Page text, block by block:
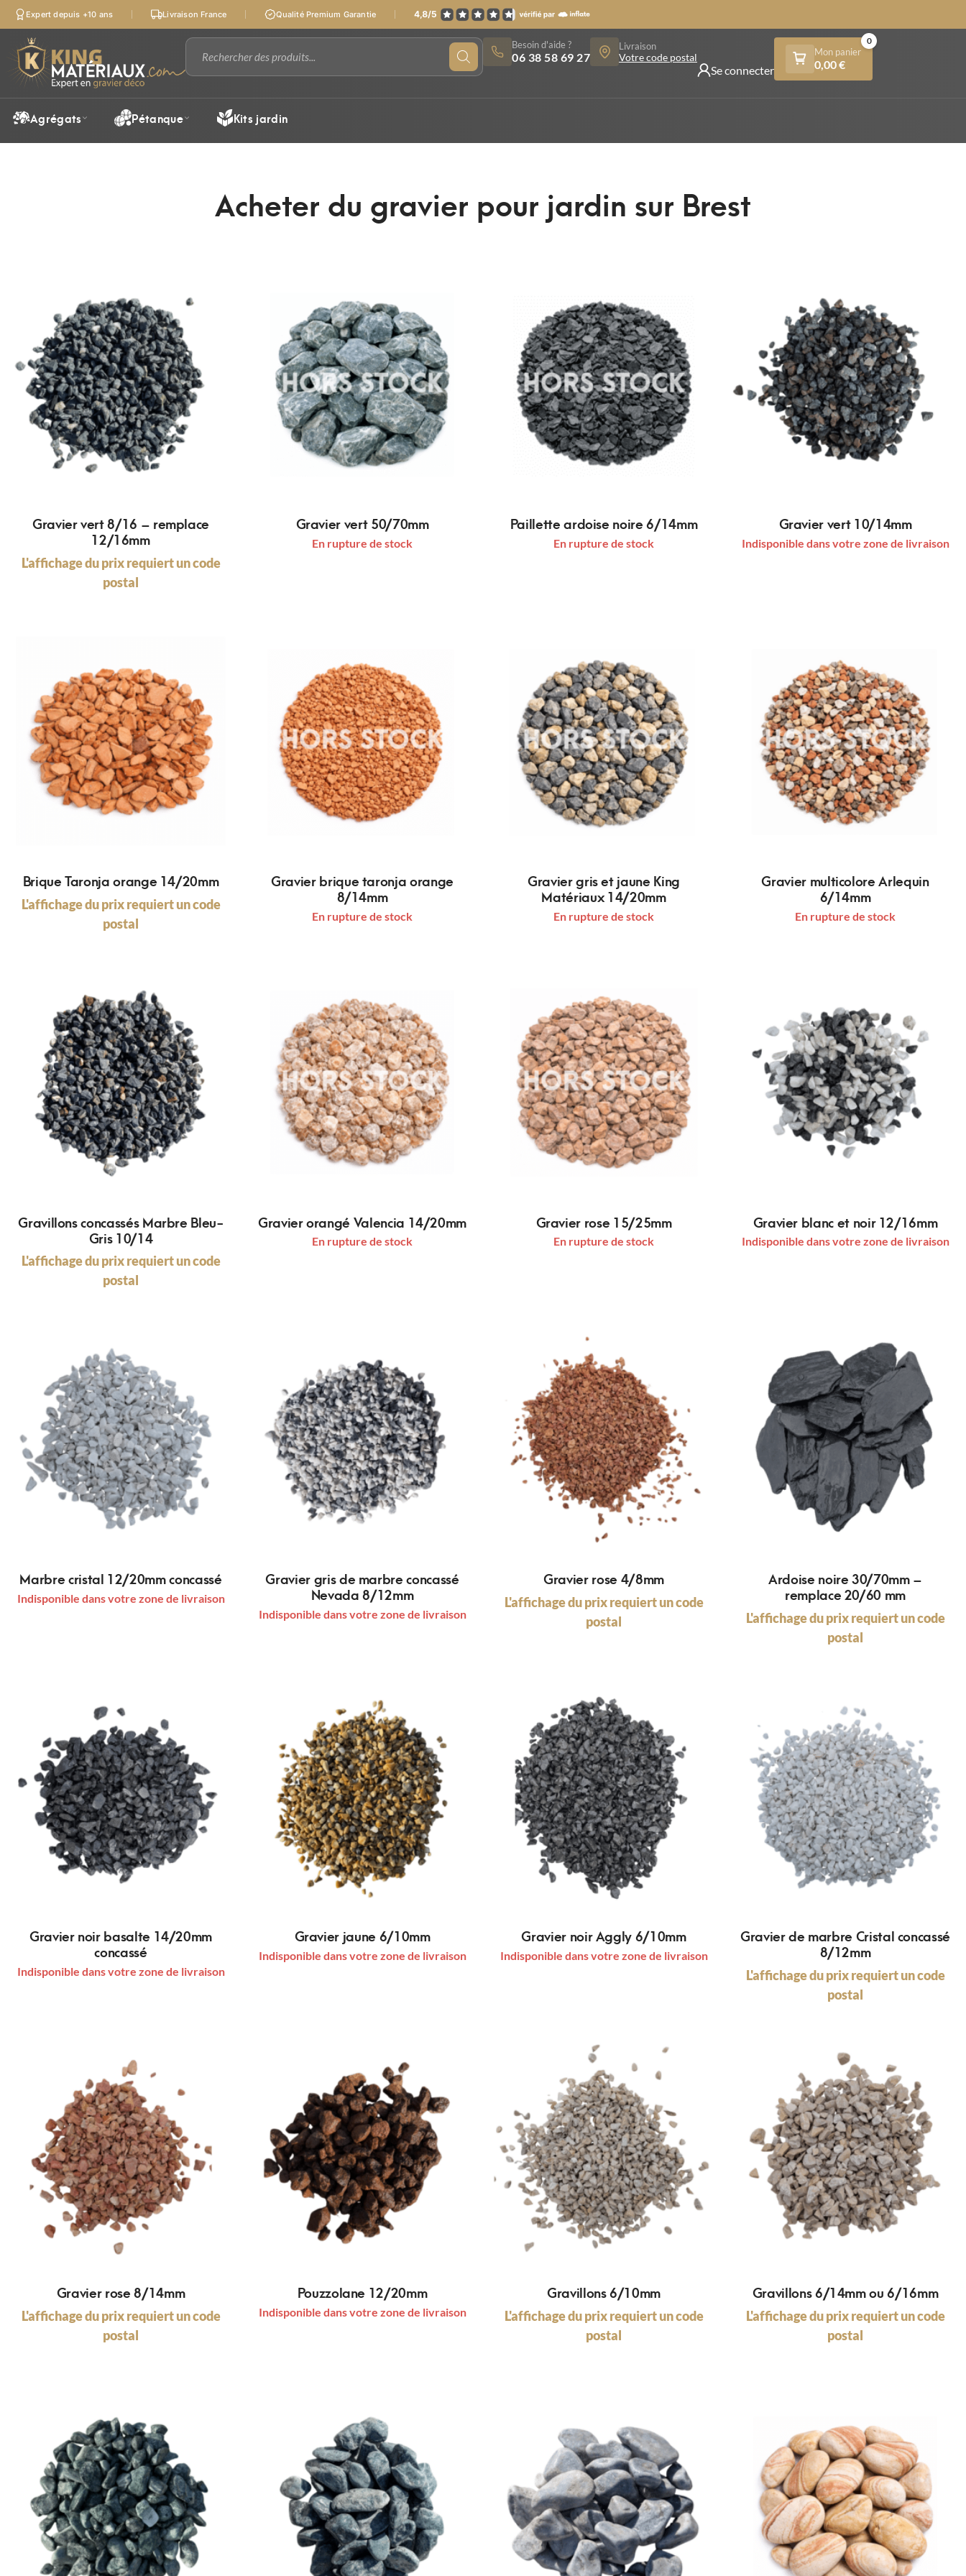
Expert depuis +10 ans Livraison France Qualité Premium Garantie
Besoin d'aide ?
06 38 58 69 27
Livraison
Votre code postal
Se connecter
Mon panier
0,00€
0
Agrégats Pétanque Kits jardin
Acheter du gravier pour jardin sur Brest
Gravier vert 8/16 – remplace
12/16mm
L'affichage du prix requiert un code
postal
Gravier vert 50/70mm
En rupture de stock
Paillette ardoise noire 6/14mm
En rupture de stock
Gravier vert 10/14mm
Indisponible dans votre zone de livraison
Brique Taronja orange 14/20mm
L'affichage du prix requiert un code
postal
Gravier brique taronja orange
8/14mm
En rupture de stock
Gravier gris et jaune King
Matériaux 14/20mm
En rupture de stock
Gravier multicolore Arlequin
6/14mm
En rupture de stock
Gravillons concassés Marbre Bleu-
Gris 10/14
L'affichage du prix requiert un code
postal
Gravier orangé Valencia 14/20mm
En rupture de stock
Gravier rose 15/25mm
En rupture de stock
Gravier blanc et noir 12/16mm
Indisponible dans votre zone de livraison
Marbre cristal 12/20mm concassé
Indisponible dans votre zone de livraison
Gravier gris de marbre concassé
Nevada 8/12mm
Indisponible dans votre zone de livraison
Gravier rose 4/8mm
L'affichage du prix requiert un code
postal
Ardoise noire 30/70mm –
remplace 20/60 mm
L'affichage du prix requiert un code
postal
Gravier noir basalte 14/20mm
concassé
Indisponible dans votre zone de livraison
Gravier jaune 6/10mm
Indisponible dans votre zone de livraison
Gravier noir Aggly 6/10mm
Indisponible dans votre zone de livraison
Gravier de marbre Cristal concassé
8/12mm
L'affichage du prix requiert un code
postal
Gravier rose 8/14mm
L'affichage du prix requiert un code
postal
Pouzzolane 12/20mm
Indisponible dans votre zone de livraison
Gravillons 6/10mm
L'affichage du prix requiert un code
postal
Gravillons 6/14mm ou 6/16mm
L'affichage du prix requiert un code
postal